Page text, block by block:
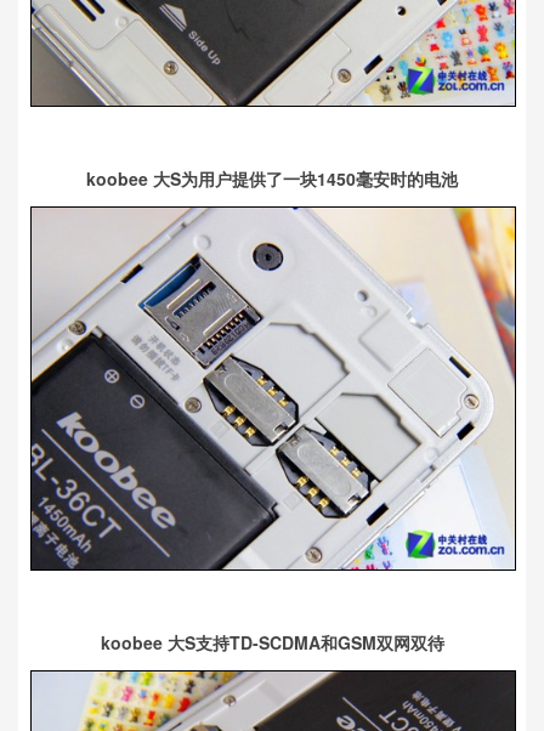
koobee 大S为用户提供了一块1450毫安时的电池
koobee 大S支持TD-SCDMA和GSM双网双待